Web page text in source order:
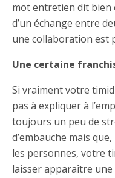
mot entretien dit bien
d’un échange entre
une collaboration est
Une certaine
Si vraiment votre
pas à expliquer à
toujours un peu de
d’embauche mais
les personnes, votre
laisser apparaître